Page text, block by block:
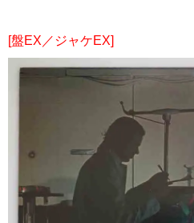
[盤EX／ジャケEX]